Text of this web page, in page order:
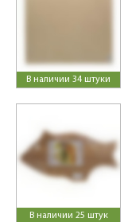
В наличии 34 штуки
В наличии 25 штук